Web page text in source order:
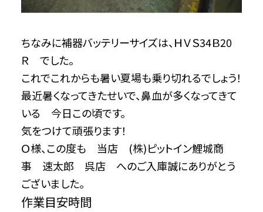
ちなみに補器バッテリーサイズは、ＨＶＳ34Ｂ20
Ｒ でした。
これでこれからも暑い夏場も乗り切れるでしょう！
最近暑くなってきたせいで、鼻血が多くなってきて
いる 今日この頃です。
気をつけて頑張ります！
Ｏ様、この度も 当店 (株)ピットイン鯉城商
事 速太郎 呉店 へのご入庫誠にありがとう
ございました。
作業目安時間